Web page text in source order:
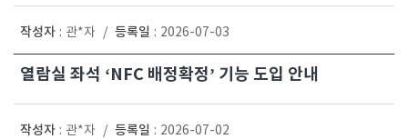
작성자 : 관*자 / 등록일 : 2026-07-03
열람실 좌석 ‘NFC 배정확정’ 기능 도입 안내
작성자 : 관*자 / 등록일 : 2026-07-02